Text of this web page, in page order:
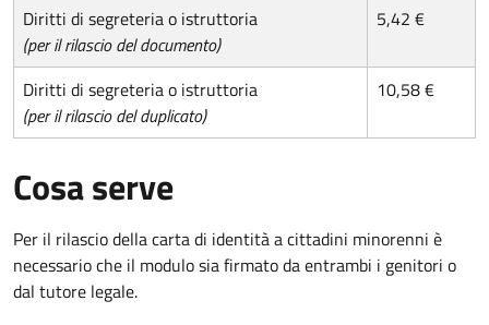
Diritti di segreteria o istruttoria
(per il rilascio del documento)
5,42 €
Diritti di segreteria o istruttoria
(per il rilascio del duplicato)
10,58 €
Cosa serve
Per il rilascio della carta di identità a cittadini minorenni è
necessario che il modulo sia firmato da entrambi i genitori o
dal tutore legale.